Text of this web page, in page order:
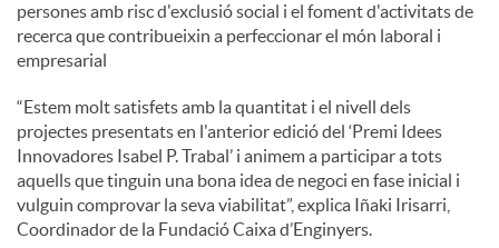
s
persones amb risc d'exclusió social i el foment d'activitats de
recerca que contribueixin a perfeccionar el món laboral i
empresarial
“Estem molt satisfets amb la quantitat i el nivell dels
projectes presentats en l'anterior edició del ‘Premi Idees
Innovadores Isabel P. Trabal’ i animem a participar a tots
aquells que tinguin una bona idea de negoci en fase inicial i
vulguin comprovar la seva viabilitat”, explica Iñaki Irisarri,
Coordinador de la Fundació Caixa d’Enginyers.